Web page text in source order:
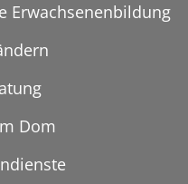
Erwachsenenbildung
Dom